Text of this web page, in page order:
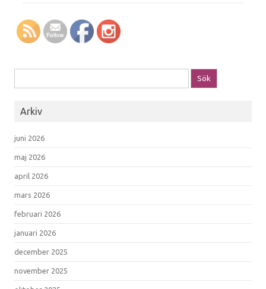
Arkiv
juni 2026
maj 2026
april 2026
mars 2026
februari 2026
januari 2026
december 2025
november 2025